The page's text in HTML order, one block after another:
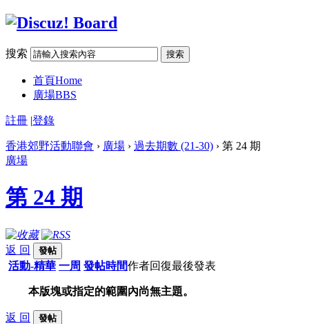
搜索 搜索
首頁Home
廣場BBS
註冊 |登錄
香港郊野活動聯會 › 廣場 › 過去期數 (21-30) › 第 24 期
廣場
第 24 期
返 回 發帖
活動-精華 一周 發帖時間作者回復最後發表
本版塊或指定的範圍內尚無主題。
返 回 發帖